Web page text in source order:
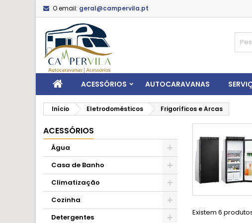
O email: geral@campervila.pt
ACESSÓRIOS AUTOCARAVANAS
Início Eletrodomésticos Frigoríficos e Arcas
ACESSÓRIOS
Água
Casa de Banho
Climatização
Cozinha
Detergentes
Existem 6